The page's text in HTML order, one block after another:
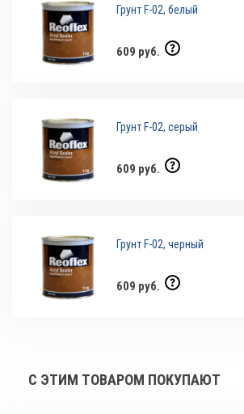
Грунт F-02, белый
609 руб.
Грунт F-02, серый
609 руб.
Грунт F-02, черный
609 руб.
С ЭТИМ ТОВАРОМ ПОКУПАЮТ